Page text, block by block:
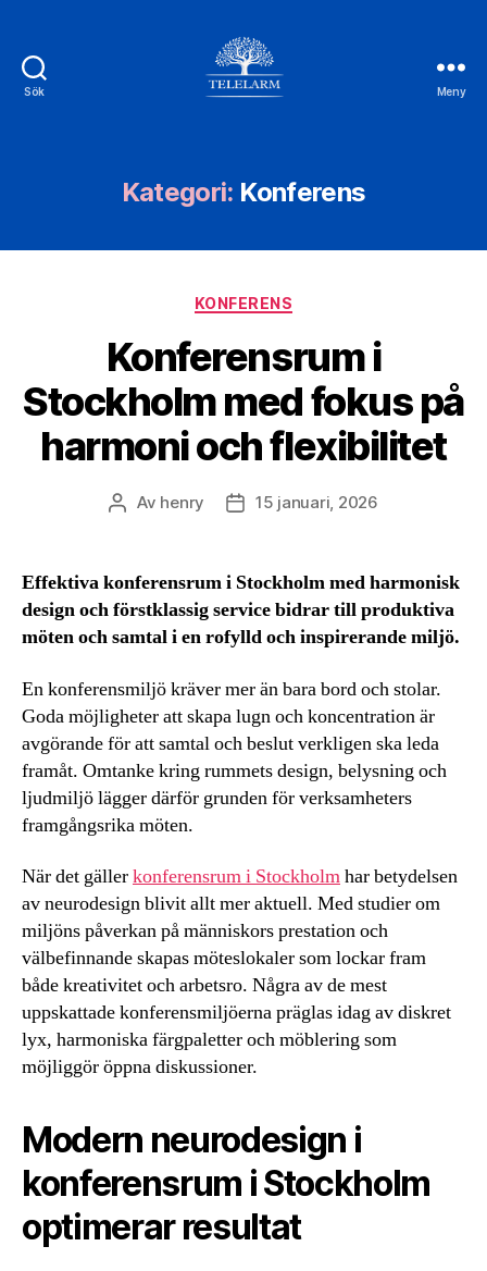
Sök Meny
Kategori: Konferens
Kategorier
KONFERENS
Konferensrum i
Stockholm med fokus på
harmoni och flexibilitet
Inläggsförfattare
Av henry Inläggsdatum
15 januari, 2026
Effektiva konferensrum i Stockholm med harmonisk
design och förstklassig service bidrar till produktiva
möten och samtal i en rofylld och inspirerande miljö.
En konferensmiljö kräver mer än bara bord och stolar.
Goda möjligheter att skapa lugn och koncentration är
avgörande för att samtal och beslut verkligen ska leda
framåt. Omtanke kring rummets design, belysning och
ljudmiljö lägger därför grunden för verksamheters
framgångsrika möten.
När det gällerkonferensrum i Stockholmhar betydelsen
av neurodesign blivit allt mer aktuell. Med studier om
miljöns påverkan på människors prestation och
välbefinnande skapas möteslokaler som lockar fram
både kreativitet och arbetsro. Några av de mest
uppskattade konferensmiljöerna präglas idag av diskret
lyx, harmoniska färgpaletter och möblering som
möjliggör öppna diskussioner.
Modern neurodesign i
konferensrum i Stockholm
optimerar resultat